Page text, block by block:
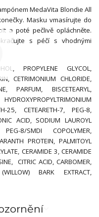
MedaVita Blondie All
Masku vmasírujte do
a poté pečlivě opláchněte.
s péčí s vhodnými
PROPYLENE GLYCOL,
CETRIMONIUM CHLORIDE,
PARFUM, BISCETEARYL,
25, CETEARETH-7, PEG-8,
ACID, SODIUM LAUROYL
8/SMDI COPOLYMER,
PROTEIN, PALMITOYL
CERAMIDE 3, CERAMIDE
CITRIC ACID, CARBOMER,
BARK EXTRACT,